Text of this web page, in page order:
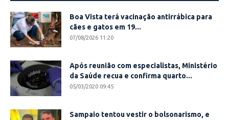
Boa Vista terá vacinação antirrábica para
cães e gatos em 19...
07/08/2026 11:20
Após reunião com especialistas, Ministério
da Saúde recua e confirma quarto...
05/03/2020 09:45
Sampaio tentou vestir o bolsonarismo, e